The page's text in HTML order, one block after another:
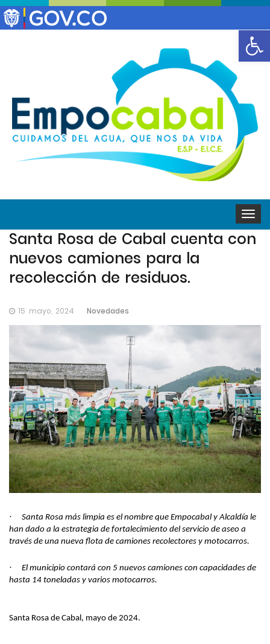
Toggle
Santa Rosa de Cabal cuenta con
nuevos camiones para la
recolección de residuos.
15 mayo, 2024 Novedades
·
Santa Rosa más limpia es el nombre que Empocabal y Alcaldía le
han dado a la estrategia de fortalecimiento del servicio de aseo a
través de una nueva flota de camiones recolectores y motocarros.
·
El municipio contará con 5 nuevos camiones con capacidades de
hasta 14 toneladas y varios motocarros.
Santa Rosa de Cabal, mayo de 2024.